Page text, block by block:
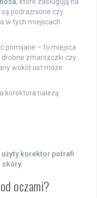
podrażnione czy
w tych miejscach
pomijane – to miejsca
zmarszczki czy
wokół ust może
korektora należą:
korektor potrafi
skóry.
oczami?